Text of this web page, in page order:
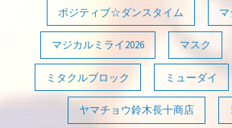
ポジティブ☆ダンスタイム
マジカルミライ2026 マスク
ミタクルブロック ミューダイ
ヤマチョウ鈴木長十商店